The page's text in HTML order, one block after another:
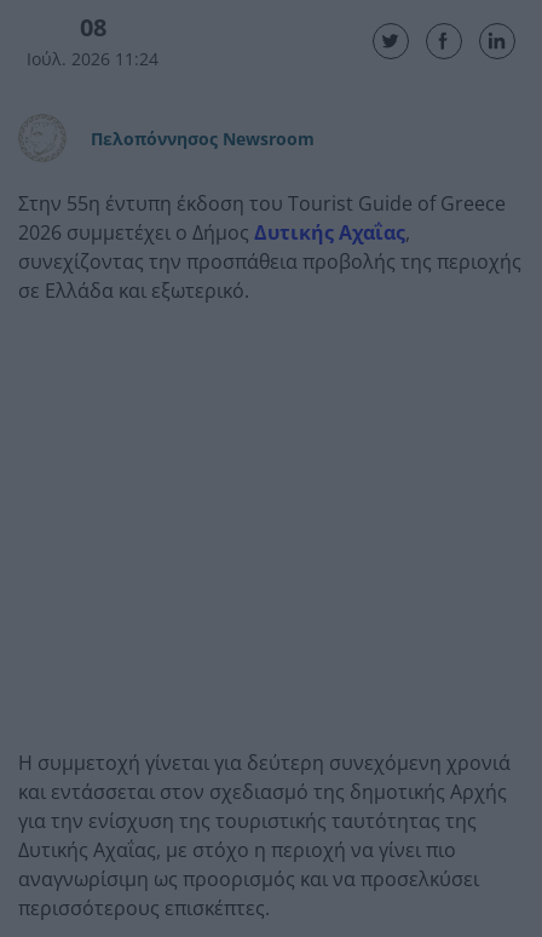
08
Ιούλ. 2026 11:24
Πελοπόννησος Newsroom
Στην 55η έντυπη έκδοση του Tourist Guide of Greece
2026 συμμετέχει ο Δήμος Δυτικής Αχαΐας,
συνεχίζοντας την προσπάθεια προβολής της περιοχής
σε Ελλάδα και εξωτερικό.
Η συμμετοχή γίνεται για δεύτερη συνεχόμενη χρονιά
και εντάσσεται στον σχεδιασμό της δημοτικής Αρχής
για την ενίσχυση της τουριστικής ταυτότητας της
Δυτικής Αχαΐας, με στόχο η περιοχή να γίνει πιο
αναγνωρίσιμη ως προορισμός και να προσελκύσει
περισσότερους επισκέπτες.